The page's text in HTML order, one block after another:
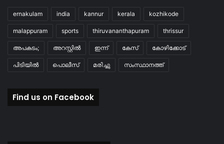
ernakulam india kannur kerala kozhikode
malappuram sports thiruvananthapuram thrissur
അപകടം; അറസ്റ്റിൽ ഇന്ന് കേസ് കോഴിക്കോട്
പിടിയിൽ പൊലീസ് മരിച്ചു സംസ്ഥാനത്ത്
Find us on Facebook